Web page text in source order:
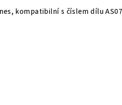
kompatibilní s číslem dílu